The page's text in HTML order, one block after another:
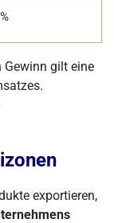
Gewinn gilt eine
exportieren,